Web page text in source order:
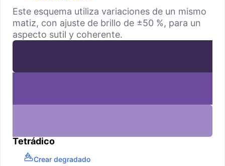
Este esquema utiliza variaciones de un mismo
matiz, con ajuste de brillo de ±50 %, para un
aspecto sutil y coherente.
Tetrádico
Crear degradado